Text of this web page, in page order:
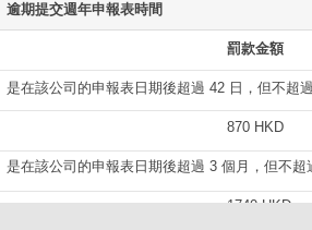
逾期提交週年申報表時間
罰款金額
是在該公司的申報表日期後超過 42 日，但不超
870 HKD
是在該公司的申報表日期後超過 3 個月，但不超
1740 HKD